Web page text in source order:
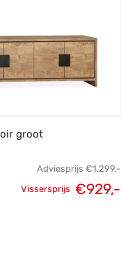
groot
Adviesprijs €1.299,-
Vissersprijs €929,-